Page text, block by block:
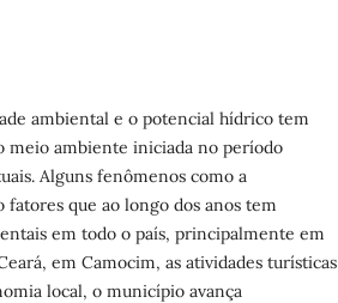
ambiental e o potencial hídrico tem
meio ambiente iniciada no período
Alguns fenômenos como a
fatores que ao longo dos anos tem
em todo o país, principalmente em
em Camocim, as atividades turísticas
local, o município avança